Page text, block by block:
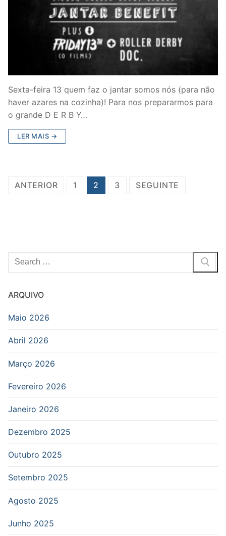
Sexta-feira 13 quem faz o jantar somos nós (para não
haver azares na cozinha)! Para nos prepararmos para
o grande D E R B Y…
LER MAIS →
Posts
ANTERIOR 1 2 3 SEGUINTE
Pesquisar
por:
ARQUIVO
Maio 2026
Abril 2026
Março 2026
Fevereiro 2026
Janeiro 2026
Dezembro 2025
Outubro 2025
Setembro 2025
Agosto 2025
Junho 2025